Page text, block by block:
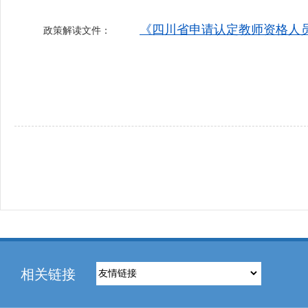
政策解读文件： 《四川省申请认定教师资格
相关链接